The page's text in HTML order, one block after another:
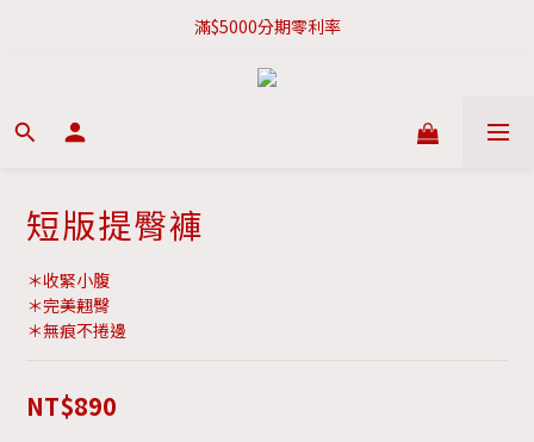
新會員現折$100購物金
滿$5000分期零利率
新會員現折$100購物金
短版提臀褲
＊收緊小腹
＊完美翹臀
＊無痕不捲邊
NT$890